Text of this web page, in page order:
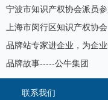
站“你点我讲”：企业如何开
权合规风险管理
宁波市知识产权协会派员
识产权实战培训
上海市闵行区知识产权协
企业合同信用促进会来我
品牌站专家进企业，为企
赋能
品牌故事-----公牛集团
联系我们